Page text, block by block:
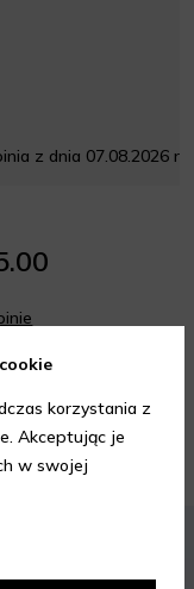
z dnia 07.08.2026 r.
korzystania z
Akceptując je
w swojej